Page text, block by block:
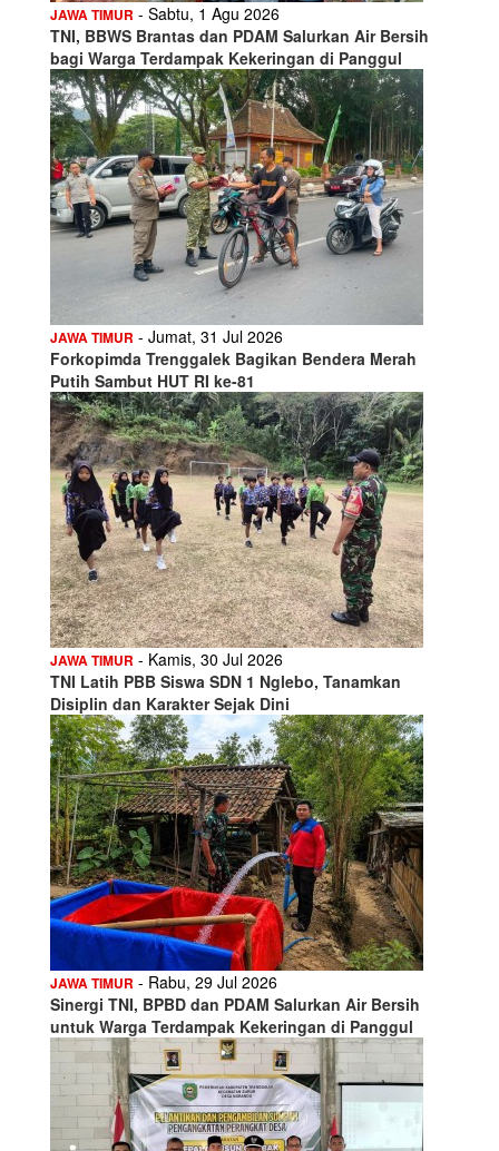
JAWA TIMUR - Sabtu, 1 Agu 2026
TNI, BBWS Brantas dan PDAM Salurkan Air Bersih
bagi Warga Terdampak Kekeringan di Panggul
JAWA TIMUR - Jumat, 31 Jul 2026
Forkopimda Trenggalek Bagikan Bendera Merah
Putih Sambut HUT RI ke-81
JAWA TIMUR - Kamis, 30 Jul 2026
TNI Latih PBB Siswa SDN 1 Nglebo, Tanamkan
Disiplin dan Karakter Sejak Dini
JAWA TIMUR - Rabu, 29 Jul 2026
Sinergi TNI, BPBD dan PDAM Salurkan Air Bersih
untuk Warga Terdampak Kekeringan di Panggul